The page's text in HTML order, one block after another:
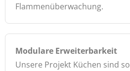
Flammenüberwachung.
Modulare Erweiterbarkeit
Unsere Projekt Küchen sind